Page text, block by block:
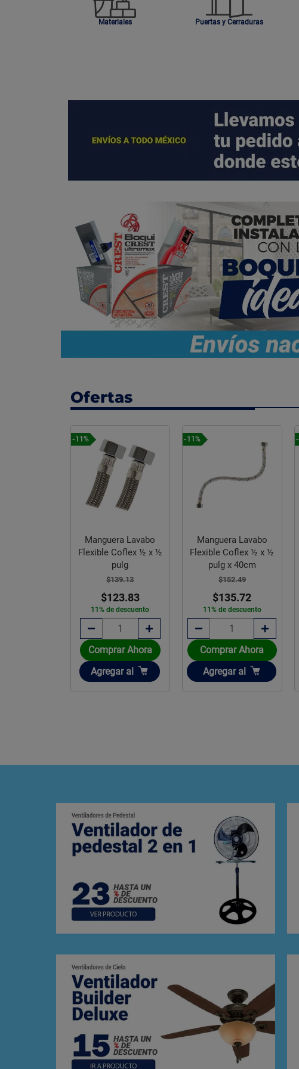
Materiales Puertas y Cerraduras
Ofertas
-11%
Manguera Lavabo
Flexible Coflex ½ x ½
pulg
$139.13
$123.83
11% de descuento
Comprar Ahora
Añadir
Agregar al
-11%
Manguera Lavabo
Flexible Coflex ½ x ½
pulg x 40cm
$152.49
$135.72
11% de descuento
Comprar Ahora
Añadir
Agregar al